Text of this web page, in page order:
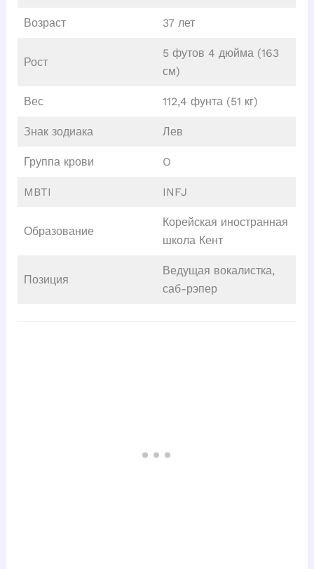
Возраст 37 лет
Рост
5 футов 4 дюйма (163
см)
Вес 112,4 фунта (51 кг)
Знак зодиака Лев
Группа крови O
MBTI INFJ
Образование
Корейская иностранная
школа Кент
Позиция
Ведущая вокалистка,
саб-рэпер